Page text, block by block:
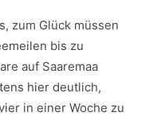
zum Glück müssen
bis zu
auf Saaremaa
hier deutlich,
in einer Woche zu